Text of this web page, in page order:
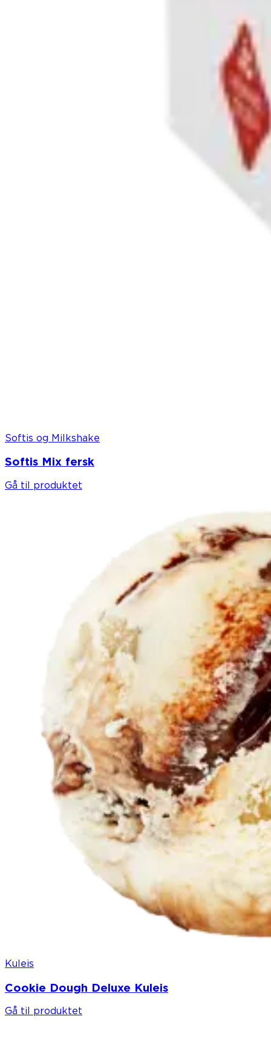
Softis og Milkshake
Softis Mix fersk
Gå til produktet
Kuleis
Cookie Dough Deluxe Kuleis
Gå til produktet